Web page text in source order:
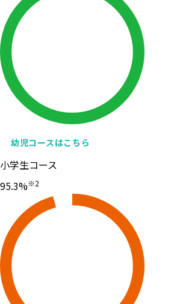
幼児コースはこちら
小学生コース
95.3%※2